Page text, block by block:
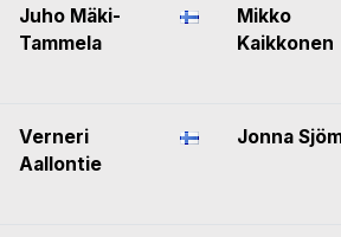
Juho Mäki-
Tammela
Mikko
Kaikkonen
Verneri
Aallontie
Jonna